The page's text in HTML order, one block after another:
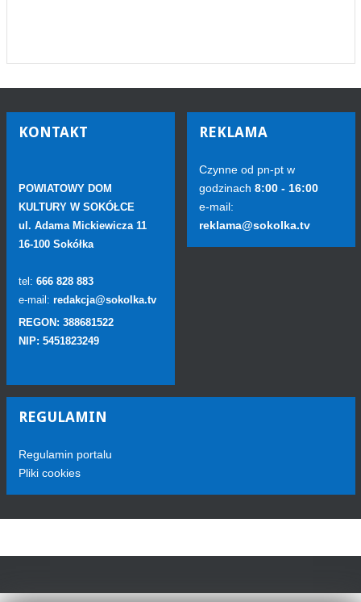
KONTAKT
POWIATOWY DOM
KULTURY W SOKÓŁCE
ul. Adama Mickiewicza 11
16-100 Sokółka
tel: 666 828 883
e-mail: redakcja@sokolka.tv
REGON: 388681522
NIP: 5451823249
REKLAMA
Czynne od pn-pt w
godzinach 8:00 - 16:00
e-mail:
reklama@sokolka.tv
REGULAMIN
Regulamin portalu
Pliki cookies